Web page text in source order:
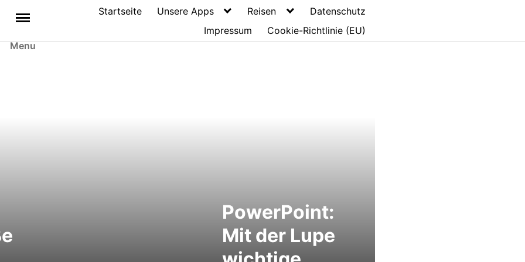
Menu
Startseite Unsere Apps Reisen
Datenschutz
Impressum
Cookie-Richtlinie (EU)
PowerPoint:
Mit der Lupe